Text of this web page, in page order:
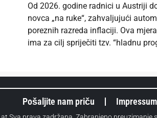
Od 2026. godine radnici u Austriji
novca „na ruke“, zahvaljujući
poreznih razreda inflaciji. Ova
ima za cilj spriječiti tzv. “hladnu
Pošaljite nam priču Impressum